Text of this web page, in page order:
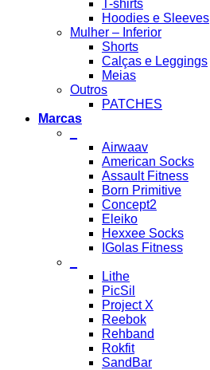
T-shirts
Hoodies e Sleeves
Mulher – Inferior
Shorts
Calças e Leggings
Meias
Outros
PATCHES
Marcas
Airwaav
American Socks
Assault Fitness
Born Primitive
Concept2
Eleiko
Hexxee Socks
IGolas Fitness
Lithe
PicSil
Project X
Reebok
Rehband
Rokfit
SandBar